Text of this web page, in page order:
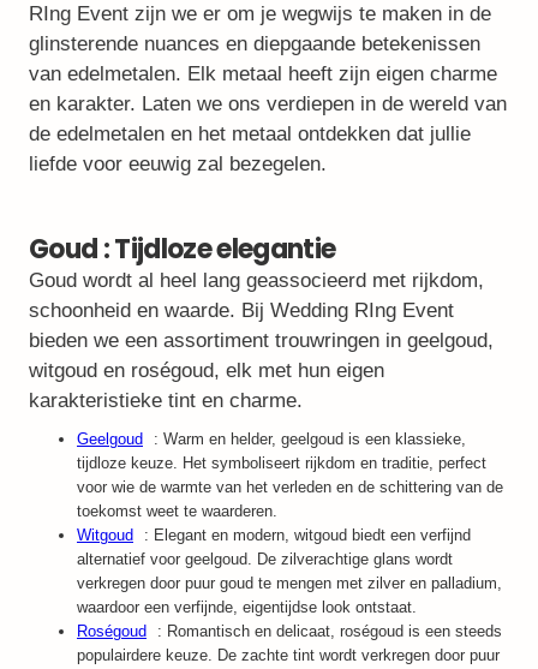
RIng Event zijn we er om je wegwijs te maken in de
glinsterende nuances en diepgaande betekenissen
van edelmetalen. Elk metaal heeft zijn eigen charme
en karakter. Laten we ons verdiepen in de wereld van
de edelmetalen en het metaal ontdekken dat jullie
liefde voor eeuwig zal bezegelen.
Goud : Tijdloze elegantie
Goud wordt al heel lang geassocieerd met rijkdom,
schoonheid en waarde. Bij Wedding RIng Event
bieden we een assortiment trouwringen in geelgoud,
witgoud en roségoud, elk met hun eigen
karakteristieke tint en charme.
Geelgoud
: Warm en helder, geelgoud is een klassieke,
tijdloze keuze. Het symboliseert rijkdom en traditie, perfect
voor wie de warmte van het verleden en de schittering van de
toekomst weet te waarderen.
Witgoud
: Elegant en modern, witgoud biedt een verfijnd
alternatief voor geelgoud. De zilverachtige glans wordt
verkregen door puur goud te mengen met zilver en palladium,
waardoor een verfijnde, eigentijdse look ontstaat.
Roségoud
: Romantisch en delicaat, roségoud is een steeds
populairdere keuze. De zachte tint wordt verkregen door puur